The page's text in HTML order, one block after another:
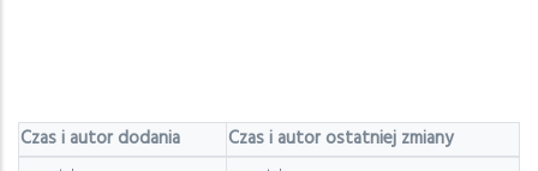
Czas i autor dodania Czas i autor ostatniej zmiany